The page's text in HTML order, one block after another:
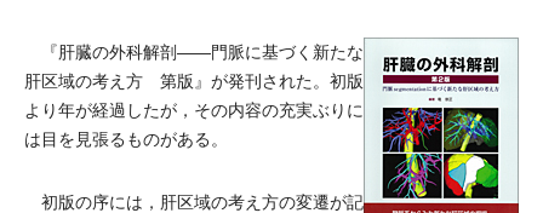
『肝臓の外科解剖――門脈に基づく新たな
肝区域の考え方 第版』が発刊された。初版
より年が経過したが，その内容の充実ぶりに
は目を見張るものがある。
初版の序には，肝区域の考え方の変遷が記